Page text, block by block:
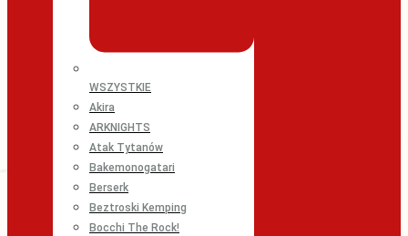
WSZYSTKIE
Akira
ARKNIGHTS
Atak Tytanów
Bakemonogatari
Berserk
Beztroski Kemping
Bocchi The Rock!